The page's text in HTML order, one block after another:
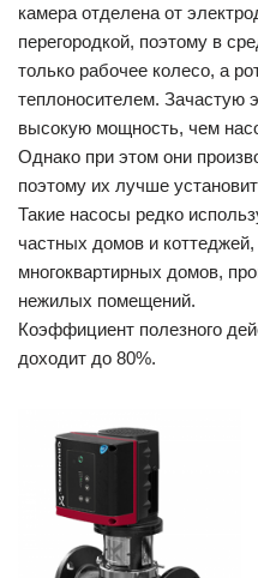
камера отделена от
перегородкой, поэтому в
только рабочее колесо, а
теплоносителем. Зачастую
высокую мощность, чем
Однако при этом они
поэтому их лучше
Такие насосы редко
частных домов и
многоквартирных домов,
нежилых помещений.
Коэффициент полезного
доходит до 80%.